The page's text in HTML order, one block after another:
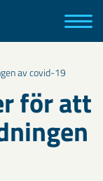
av covid-19
för att